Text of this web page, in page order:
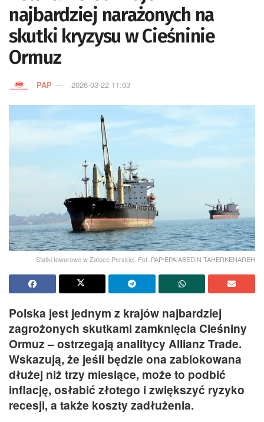
najbardziej narażonych na
skutki kryzysu w Cieśninie
Ormuz
PAP 2026-03-22 11:03
Statki towarowe w Zatoce Perskiej. Fot. PAP/EPA/ABEDIN TAHERKENAREH
Polska jest jednym z krajów najbardziej
zagrożonych skutkami zamknięcia Cieśniny
Ormuz – ostrzegają analitycy Allianz Trade.
Wskazują, że jeśli będzie ona zablokowana
dłużej niż trzy miesiące, może to podbić
inflację, osłabić złotego i zwiększyć ryzyko
recesji, a także koszty zadłużenia.